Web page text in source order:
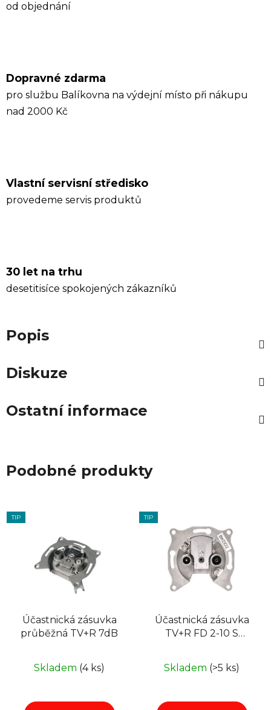
od objednání
Dopravné zdarma
pro službu Balíkovna na výdejní místo při nákupu
nad 2000 Kč
Vlastní servisní středisko
provedeme servis produktů
30 let na trhu
desetitisíce spokojených zákazníků
Popis
Diskuze
Ostatní informace
Podobné produkty
TIP
Účastnická zásuvka
průběžná TV+R 7dB
Skladem (4 ks)
TIP
Účastnická zásuvka
TV+R FD 2-10 S
Skladem (>5 ks)